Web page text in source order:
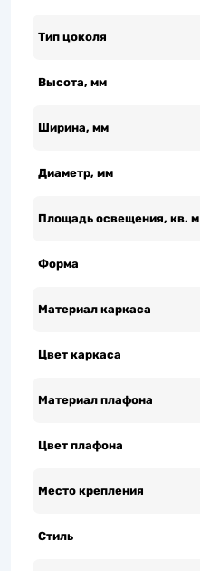
Тип цоколя
Высота, мм
Ширина, мм
Диаметр, мм
Площадь освещения, кв. м
Форма
Материал каркаса
Цвет каркаса
Материал плафона
Цвет плафона
Место крепления
Стиль